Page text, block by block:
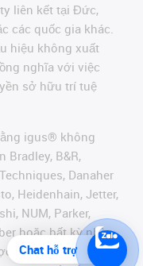
liên kết tại Đức,
các quốc gia khác.
hiệu không xuất
nghĩa với việc
sở hữu trí tuệ
igus® không
Bradley, B&R,
Danaher
Heidenhain, Jetter,
NUM, Parker,
hoặc bất kỳ nhà
đề cập trên
Chat hỗ trợ